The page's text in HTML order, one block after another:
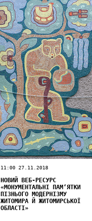
11:00 27.11.2018
НОВИЙ ВЕБ-РЕСУРС
«МОНУМЕНТАЛЬНІ ПАМ‘ЯТКИ
ПІЗНЬОГО МОДЕРНІЗМУ
ЖИТОМИРА Й ЖИТОМИРСЬКОЇ
ОБЛАСТІ»